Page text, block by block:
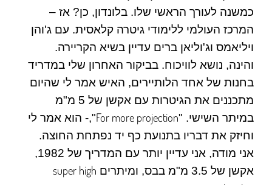
כמשנה לעורך הראשי שלו. בלונדון, כן? אז –
המרכז העולמי ללימודי גיטרה קלאסית. עם ג'והן
ויליאמס וג'וליאן ברים עדיין בשיא הקריירה.
והינה, נושא לוויכוח. בביקור האחרון שלי במדריד
בחנות של אחד הלותיירים, האיש אמר לי שהיום
מתכננים את הגיטרות עם אקשן של 5 מ"מ
במיתר השישי. "For more projection",- הוא אמר לי
וחיזק את דבריו בתנועת כף יד נפתחת החוצה.
אני מודה, אני עדיין יותר עם המדריך של 1982,
אקשן של 3.5 מ"מ בבס, ומיתרים
super high